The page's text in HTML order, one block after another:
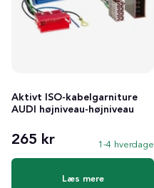
Aktivt ISO-kabelgarniture
AUDI højniveau-højniveau
265 kr 1-4 hverdage
Læs mere